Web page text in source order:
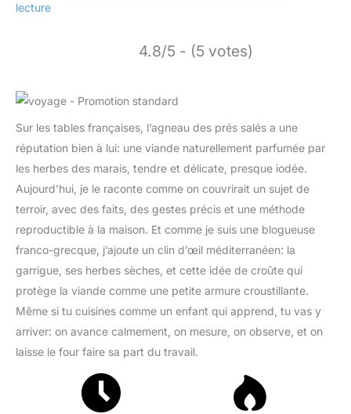
lecture
4.8/5 - (5 votes)
Sur les tables françaises, l’agneau des prés salés a une
réputation bien à lui: une viande naturellement parfumée par
les herbes des marais, tendre et délicate, presque iodée.
Aujourd’hui, je le raconte comme on couvrirait un sujet de
terroir, avec des faits, des gestes précis et une méthode
reproductible à la maison. Et comme je suis une blogueuse
franco-grecque, j’ajoute un clin d’œil méditerranéen: la
garrigue, ses herbes sèches, et cette idée de croûte qui
protège la viande comme une petite armure croustillante.
Même si tu cuisines comme un enfant qui apprend, tu vas y
arriver: on avance calmement, on mesure, on observe, et on
laisse le four faire sa part du travail.